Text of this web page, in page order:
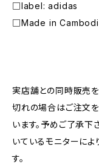
□label: adidas
□Made in
実店舗との同時販売を
切れの場合はご注文
います。予めご了承下
いているモニターに
す。